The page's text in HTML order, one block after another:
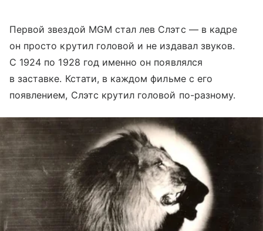
Первой звездой MGM стал лев Слэтс — в кадре
он просто крутил головой и не издавал звуков.
С 1924 по 1928 год именно он появлялся
в заставке. Кстати, в каждом фильме с его
появлением, Слэтс крутил головой по-разному.